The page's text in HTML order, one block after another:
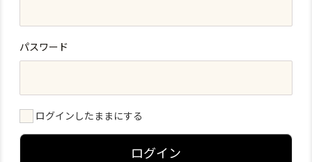
パスワード
ログインしたままにする
ログイン